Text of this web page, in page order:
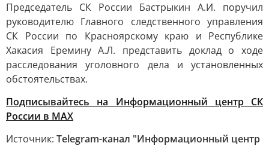
Председатель СК России Бастрыкин А.И. поручил
руководителю Главного следственного управления
СК России по Красноярскому краю и Республике
Хакасия Еремину А.Л. представить доклад о ходе
расследования уголовного дела и установленных
обстоятельствах.
Подписывайтесь на Информационный центр СК
России в MAХ
Источник: Telegram-канал "Информационный центр